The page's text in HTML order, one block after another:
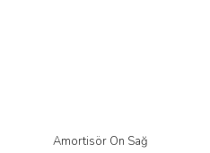
Amortisör Ön Sağ